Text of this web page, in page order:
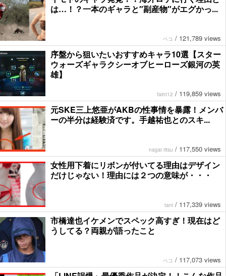
は…！？一本のギャラと″副産物″がエグかっ...
ペコ / 121,789 views
序盤から狙いたいおすすめキャラ10選【スター
ウォーズギャラクシーオブヒーローズ銀河の英
雄】
faint12 / 119,859 views
元SKE三上悠亜がAKBの性事情を暴露！メンバ
ーの半分は経験済です。手越祐也とのスキ...
nagai ritsu / 117,550 views
女性用下着にリボンが付いてる理由はデザイン
だけじゃない！理由には２つの意味が・・・
tani / 117,339 views
市橋達也イケメンでスペック高すぎ！現在はど
うしてる？両親が語ったこと
ペコ / 117,073 views